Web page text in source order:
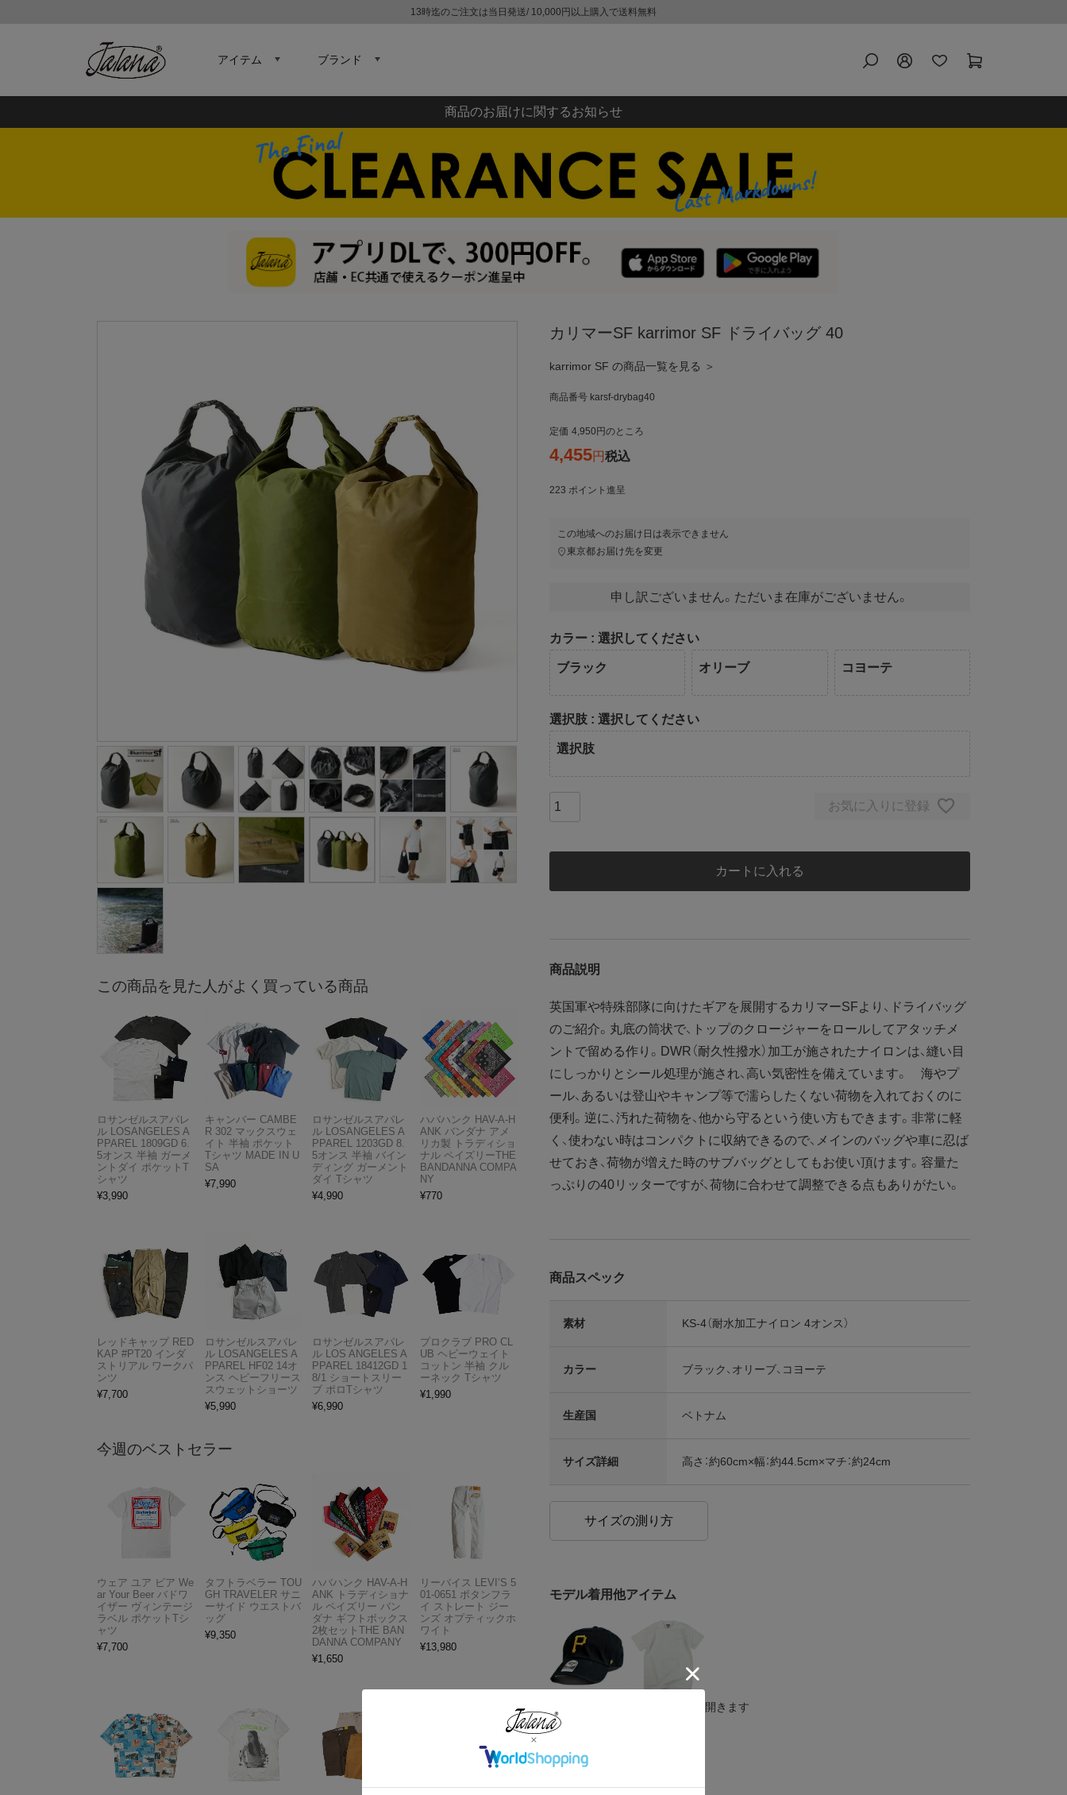
13時迄のご注文は当日発送/ 10,000円以上購入で送料無料
アイテム ブランド
商品のお届けに関するお知らせ
カリマーSF karrimor SF ドライバッグ 40
karrimor SF の商品一覧を見る ＞
商品番号 karsf-drybag40
定価 4,950 のところ
4,455 税込
223 ポイント進呈
この地域へのお届け日は表示できません
東京都お届け先を変更
申し訳ございません。ただいま在庫がございません。
カラー 選択してください
ブラック オリーブ コヨーテ
選択肢 選択してください
選択肢
お気に入りに登録
カートに入れる
商品説明
英国軍や特殊部隊に向けたギアを展開するカリマーSFより、ドライバッグ
のご紹介。丸底の筒状で、トップのクロージャーをロールしてアタッチメ
ントで留める作り。DWR（耐久性撥水）加工が施されたナイロンは、縫い目
にしっかりとシール処理が施され、高い気密性を備えています。 海やプ
ール、あるいは登山やキャンプ等で濡らしたくない荷物を入れておくのに
便利。逆に、汚れた荷物を、他から守るという使い方もできます。非常に軽
く、使わない時はコンパクトに収納できるので、メインのバッグや車に忍ば
せておき、荷物が増えた時のサブバッグとしてもお使い頂けます。容量た
っぷりの40リッターですが、荷物に合わせて調整できる点もありがたい。
商品スペック
素材 KS-4（耐水加工ナイロン 4オンス）
カラー ブラック、オリーブ、コヨーテ
生産国 ベトナム
サイズ詳細 高さ：約60cm×幅：約44.5cm×マチ：約24cm
サイズの測り方
モデル着用他アイテム
クリックすると別ウインドウで開きます
この商品を見た人がよく買っている商品
ロサンゼルスアパレ
ル LOSANGELES A
PPAREL 1809GD 6.
5オンス 半袖 ガーメ
ントダイ ポケットT
シャツ
¥3,990
キャンバー CAMBE
R 302 マックスウェ
イト 半袖 ポケット
Tシャツ MADE IN U
SA
¥7,990
ロサンゼルスアパレ
ル LOSANGELES A
PPAREL 1203GD 8.
5オンス 半袖 バイン
ディング ガーメント
ダイ Tシャツ
¥4,990
ハバハンク HAV-A-H
ANK バンダナ アメ
リカ製 トラディショ
ナル ペイズリーTHE
BANDANNA COMPA
NY
¥770
レッドキャップ RED
KAP #PT20 インダ
ストリアル ワークパ
ンツ
¥7,700
ロサンゼルスアパレ
ル LOSANGELES A
PPAREL HF02 14オ
ンス ヘビーフリース
スウェットショーツ
¥5,990
ロサンゼルスアパレ
ル LOS ANGELES A
PPAREL 18412GD 1
8/1 ショートスリー
ブ ポロTシャツ
¥6,990
プロクラブ PRO CL
UB ヘビーウェイト
コットン 半袖 クル
ーネック Tシャツ
¥1,990
今週のベストセラー
ウェア ユア ビア We
ar Your Beer バドワ
イザー ヴィンテージ
ラベル ポケットTシ
ャツ
¥7,700
タフトラベラー TOU
GH TRAVELER サニ
ーサイド ウエストバ
ッグ
¥9,350
ハバハンク HAV-A-H
ANK トラディショナ
ル ペイズリー バン
ダナ ギフトボックス
2枚セットTHE BAN
DANNA COMPANY
¥1,650
リーバイス LEVI’S 5
01-0651 ボタンフラ
イ ストレート ジー
ンズ オプティックホ
ワイト
¥13,980